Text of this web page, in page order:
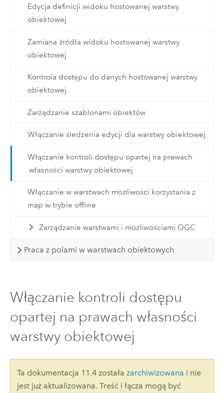
Edycja definicji widoku hostowanej warstwy
obiektowej
Zamiana źródła widoku hostowanej warstwy
obiektowej
Kontrola dostępu do danych hostowanej warstwy
obiektowej
Zarządzanie szablonami obiektów
Włączanie śledzenia edycji dla warstwy obiektowej
Włączanie kontroli dostępu opartej na prawach
własności warstwy obiektowej
Włączanie w warstwach możliwości korzystania z
map w trybie offline
Zarządzanie warstwami i możliwościami OGC
Praca z polami w warstwach obiektowych
Włączanie kontroli dostępu
opartej na prawach własności
warstwy obiektowej
Ta dokumentacja 11.4 została zarchiwizowana i nie
jest już aktualizowana. Treść i łącza mogą być